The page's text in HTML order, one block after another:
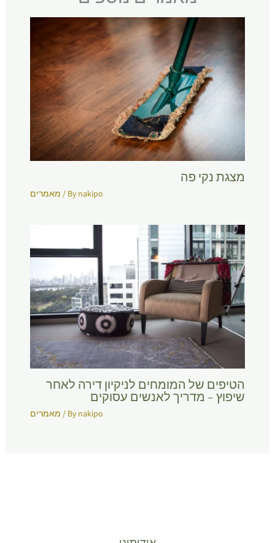
מצגת נקי פה
מאמרים / Bynakipo
הטיפים של המומחים לניקיון דירה לאחר
שיפוץ – מדריך לאנשים עסוקים
מאמרים / Bynakipo